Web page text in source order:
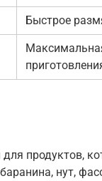
Быстрое
продуктов,
нут,